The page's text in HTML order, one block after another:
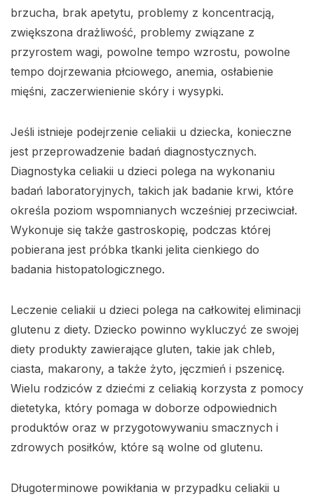
brzucha, brak apetytu, problemy z koncentracją,
zwiększona drażliwość, problemy związane z
przyrostem wagi, powolne tempo wzrostu, powolne
tempo dojrzewania płciowego, anemia, osłabienie
mięśni, zaczerwienienie skóry i wysypki.
Jeśli istnieje podejrzenie celiakii u dziecka, konieczne
jest przeprowadzenie badań diagnostycznych.
Diagnostyka celiakii u dzieci polega na wykonaniu
badań laboratoryjnych, takich jak badanie krwi, które
określa poziom wspomnianych wcześniej przeciwciał.
Wykonuje się także gastroskopię, podczas której
pobierana jest próbka tkanki jelita cienkiego do
badania histopatologicznego.
Leczenie celiakii u dzieci polega na całkowitej eliminacji
glutenu z diety. Dziecko powinno wykluczyć ze swojej
diety produkty zawierające gluten, takie jak chleb,
ciasta, makarony, a także żyto, jęczmień i pszenicę.
Wielu rodziców z dziećmi z celiakią korzysta z pomocy
dietetyka, który pomaga w doborze odpowiednich
produktów oraz w przygotowywaniu smacznych i
zdrowych posiłków, które są wolne od glutenu.
Długoterminowe powikłania w przypadku celiakii u